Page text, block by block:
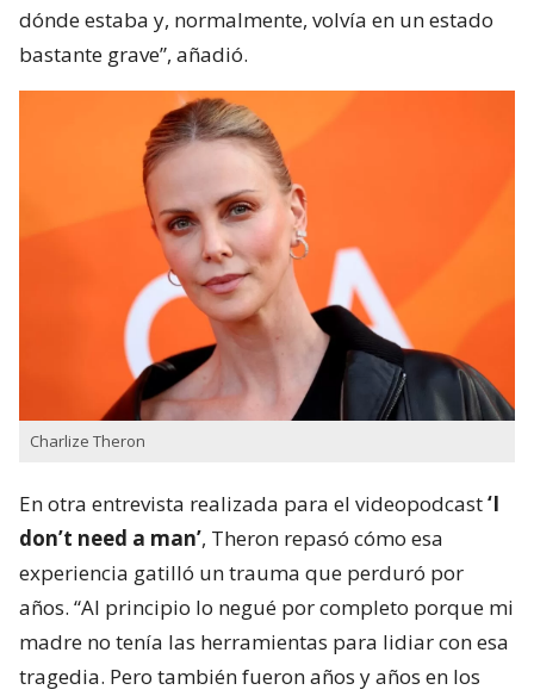
dónde estaba y, normalmente, volvía en un estado
bastante grave”, añadió.
Charlize Theron
En otra entrevista realizada para el videopodcast‘I
don’t need a man’, Theron repasó cómo esa
experiencia gatilló un trauma que perduró por
años. “Al principio lo negué por completo porque mi
madre no tenía las herramientas para lidiar con esa
tragedia. Pero también fueron años y años en los